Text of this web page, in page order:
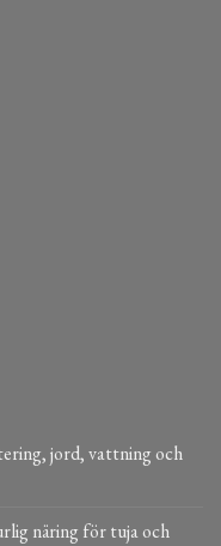
jord, vattning och
näring för tuja och